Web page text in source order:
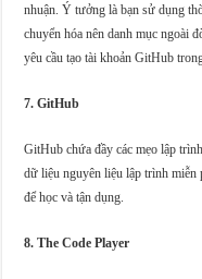
nhuận. Ý tưởng là bạn sử dụng
chuyển hóa nên danh mục ngoài
yêu cầu tạo tài khoản GitHub
7. GitHub
GitHub chứa đầy các mẹo lập
dữ liệu nguyên liệu lập trình miễn
để học và tận dụng.
8. The Code Player